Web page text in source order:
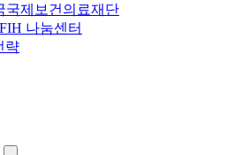
국제보건의료재단
나눔센터
략